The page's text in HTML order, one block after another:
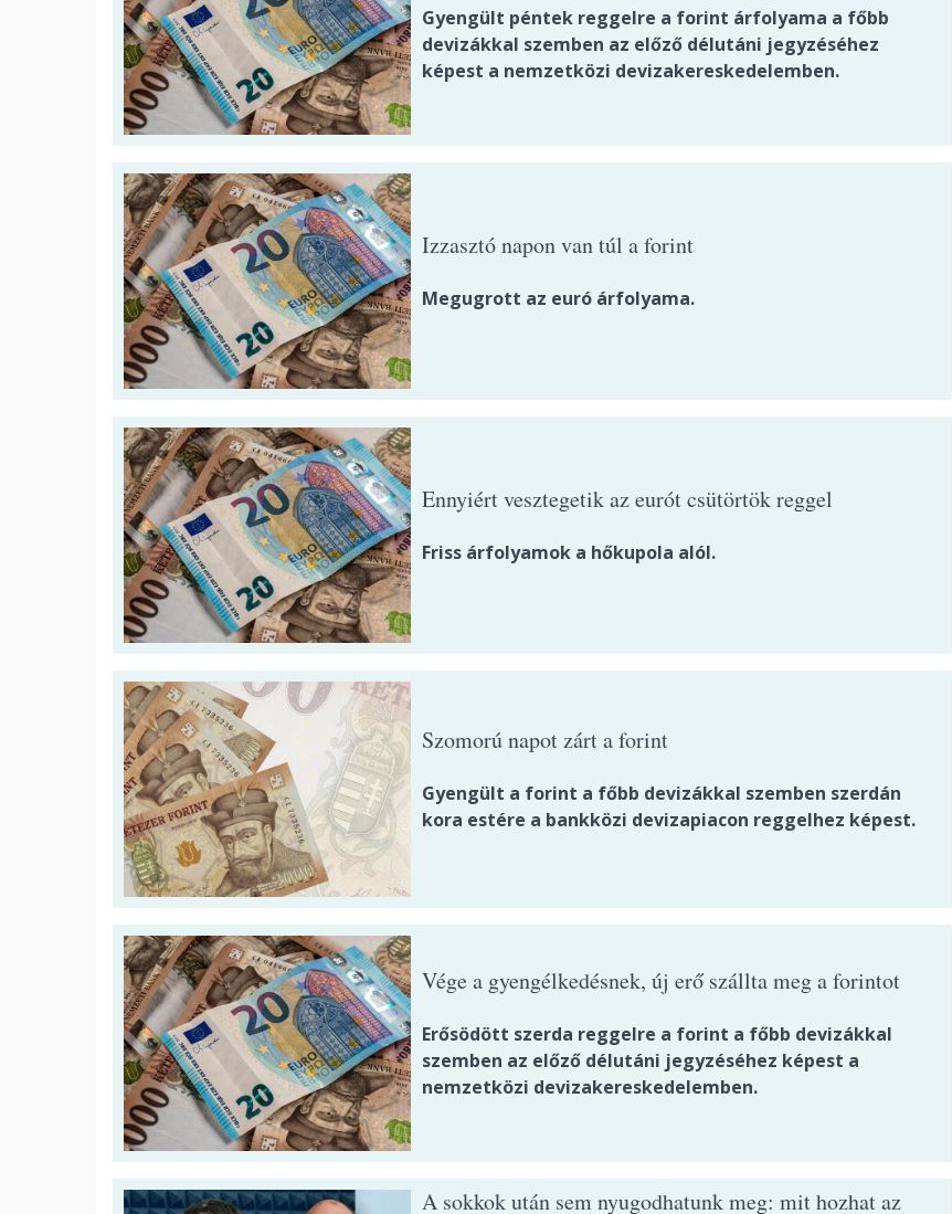
Gyengült péntek reggelre a forint árfolyama a főbb
devizákkal szemben az előző délutáni jegyzéséhez
képest a nemzetközi devizakereskedelemben.
Izzasztó napon van túl a forint
Megugrott az euró árfolyama.
Ennyiért vesztegetik az eurót csütörtök reggel
Friss árfolyamok a hőkupola alól.
Szomorú napot zárt a forint
Gyengült a forint a főbb devizákkal szemben szerdán
kora estére a bankközi devizapiacon reggelhez képest.
Vége a gyengélkedésnek, új erő szállta meg a forintot
Erősödött szerda reggelre a forint a főbb devizákkal
szemben az előző délutáni jegyzéséhez képest a
nemzetközi devizakereskedelemben.
A sokkok után sem nyugodhatunk meg: mit hozhat az